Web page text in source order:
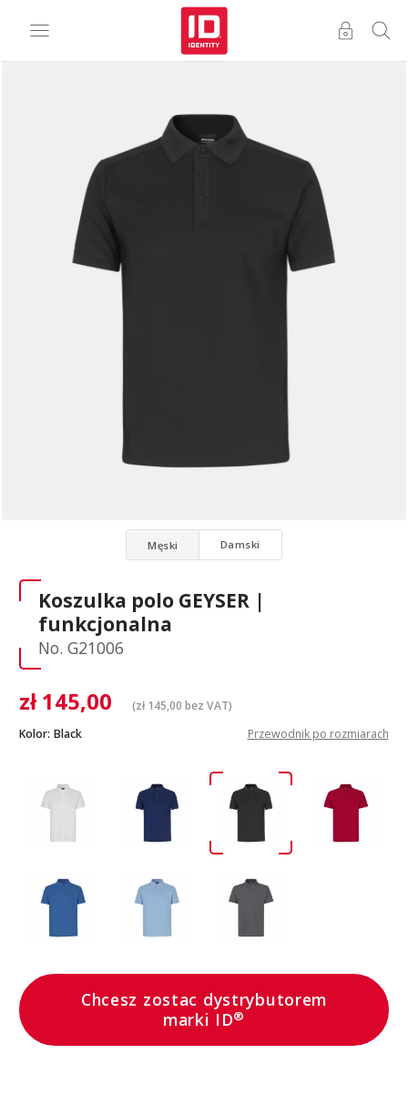
Męski Damski
Koszulka polo GEYSER |
funkcjonalna
No. G21006
zł 145,00 (zł 145,00 bez VAT)
Kolor: Black Przewodnik po rozmiarach
Chcesz zostac dystrybutorem
marki ID®